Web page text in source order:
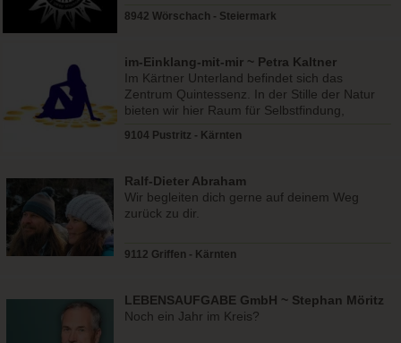
8942 Wörschach - Steiermark
im-Einklang-mit-mir ~ Petra Kaltner
Im Kärtner Unterland befindet sich das
Zentrum Quintessenz. In der Stille der Natur
bieten wir hier Raum für Selbstfindung,
9104 Pustritz - Kärnten
Ralf-Dieter Abraham
Wir begleiten dich gerne auf deinem Weg
zurück zu dir.
9112 Griffen - Kärnten
LEBENSAUFGABE GmbH ~ Stephan Möritz
Noch ein Jahr im Kreis?